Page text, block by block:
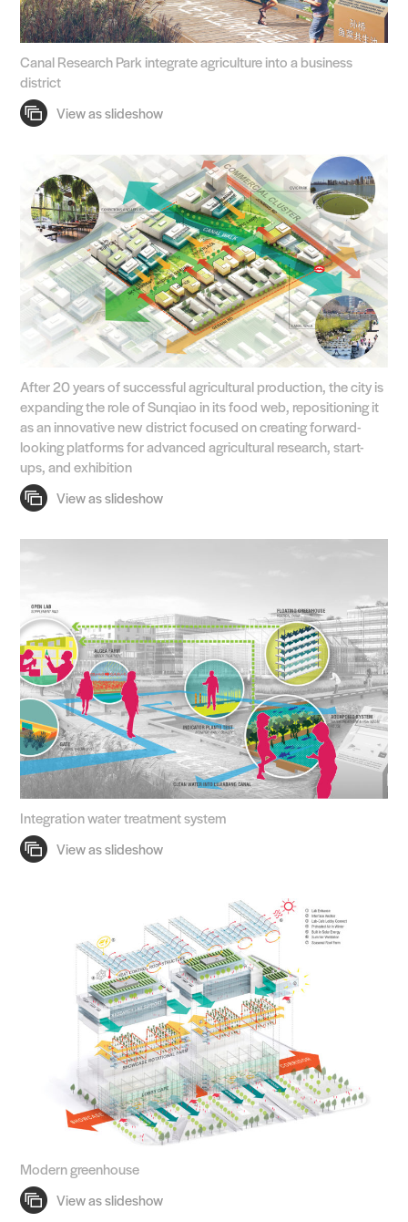
Canal Research Park integrate agriculture into a business
district
After 20 years of successful agricultural production, the city is
expanding the role of Sunqiao in its food web, repositioning it
as an innovative new district focused on creating forward-
looking platforms for advanced agricultural research, start-
ups, and exhibition
Integration water treatment system
Modern greenhouse